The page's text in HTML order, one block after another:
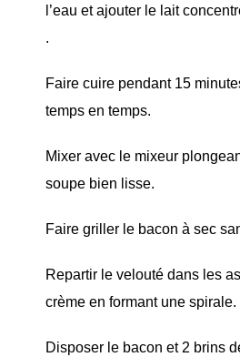
l’eau et ajouter le lait
.
Faire cuire pendant 15
temps en temps.
Mixer avec le mixeur
soupe bien lisse.
Faire griller le bacon à sec
Repartir le velouté dans les
crème en formant une spirale.
Disposer le bacon et 2 brins